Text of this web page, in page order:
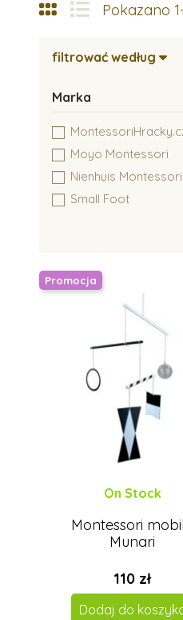
Pokazano
filtrować według
Marka
Moyo Montessori
Nienhuis Montessori
Small Foot
Promocja
On Stock
Montessori
Munari
110 zł
Dodaj do